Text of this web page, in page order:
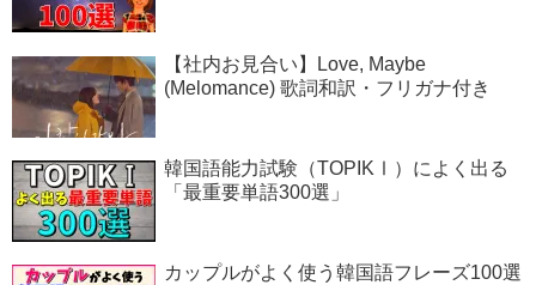
【社内お見合い】Love, Maybe
(Melomance) 歌詞和訳・フリガナ付き
韓国語能力試験（TOPIKⅠ）によく出る
「最重要単語300選」
カップルがよく使う韓国語フレーズ100選